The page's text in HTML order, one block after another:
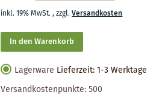
inkl. 19% MwSt.,zzgl.Versandkosten
In den Warenkorb
Lagerware Lieferzeit: 1-3 Werktage
Versandkostenpunkte:500